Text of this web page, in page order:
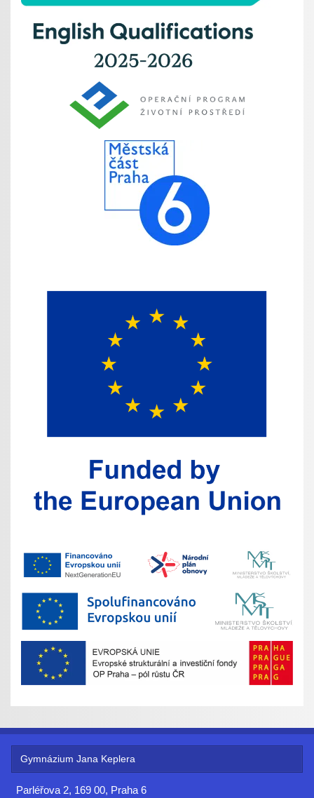
Gymnázium Jana Keplera
Parléřova 2, 169 00, Praha 6